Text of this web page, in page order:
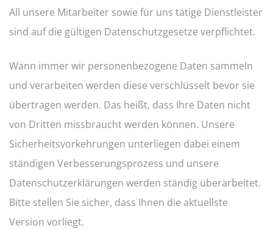
All unsere Mitarbeiter sowie für uns tätige Dienstleister
sind auf die gültigen Datenschutzgesetze verpflichtet.
Wann immer wir personenbezogene Daten sammeln
und verarbeiten werden diese verschlüsselt bevor sie
übertragen werden. Das heißt, dass Ihre Daten nicht
von Dritten missbraucht werden können. Unsere
Sicherheitsvorkehrungen unterliegen dabei einem
ständigen Verbesserungsprozess und unsere
Datenschutzerklärungen werden ständig überarbeitet.
Bitte stellen Sie sicher, dass Ihnen die aktuellste
Version vorliegt.